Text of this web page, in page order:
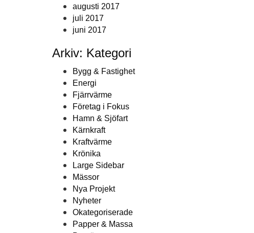
augusti 2017
juli 2017
juni 2017
Arkiv: Kategori
Bygg & Fastighet
Energi
Fjärrvärme
Företag i Fokus
Hamn & Sjöfart
Kärnkraft
Kraftvärme
Krönika
Large Sidebar
Mässor
Nya Projekt
Nyheter
Okategoriserade
Papper & Massa